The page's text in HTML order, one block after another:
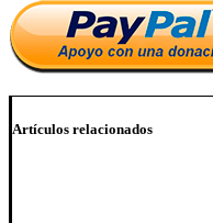
Artículos relacionados